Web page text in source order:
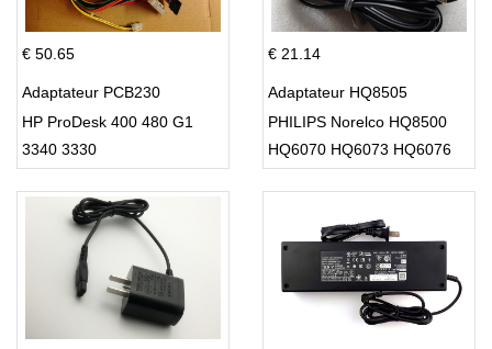
€ 50.65
Adaptateur PCB230
HP ProDesk 400 480 G1
3340 3330
€ 21.14
Adaptateur HQ8505
PHILIPS Norelco HQ8500
HQ6070 HQ6073 HQ6076